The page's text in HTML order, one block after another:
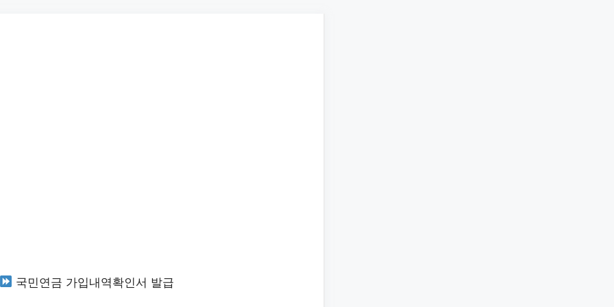
국민연금 가입내역확인서 발급